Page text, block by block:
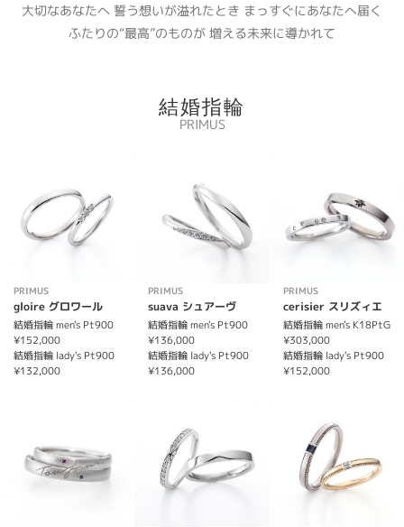
大切なあなたへ 誓う想いが溢れたとき まっすぐにあなたへ届く
ふたりの“最高”のものが 増える未来に導かれて
結婚指輪
PRIMUS
PRIMUS
gloire グロワール
結婚指輪 men's Pt900
¥152,000
結婚指輪 lady's Pt900
¥132,000
PRIMUS
suava シュアーヴ
結婚指輪 men's Pt900
¥136,000
結婚指輪 lady's Pt900
¥136,000
PRIMUS
cerisier スリズィエ
結婚指輪 men's K18PtG
¥303,000
結婚指輪 lady's Pt900
¥152,000